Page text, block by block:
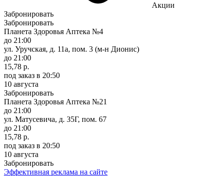
Акции
Забронировать
Забронировать
Планета Здоровья Аптека №4
до 21:00
ул. Уручская, д. 11а, пом. 3 (м-н Дионис)
до 21:00
15,78 р.
под заказ в 20:50
10 августа
Забронировать
Планета Здоровья Аптека №21
до 21:00
ул. Матусевича, д. 35Г, пом. 67
до 21:00
15,78 р.
под заказ в 20:50
10 августа
Забронировать
Эффективная реклама на сайте